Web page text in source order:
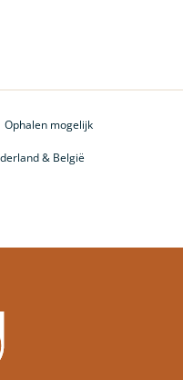
Ophalen mogelijk
& België